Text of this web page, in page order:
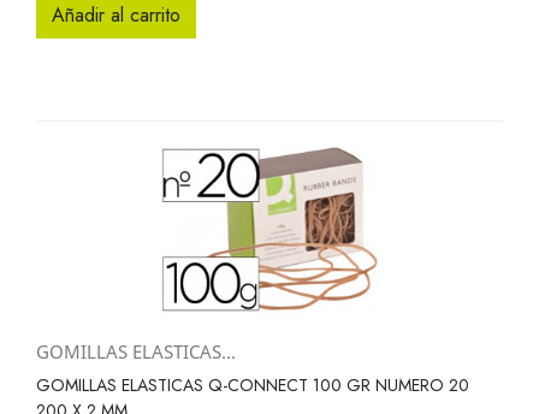
Añadir al carrito
GOMILLAS ELASTICAS...
GOMILLAS ELASTICAS Q-CONNECT 100 GR NUMERO 20